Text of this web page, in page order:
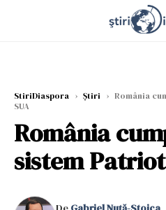
StiriDiaspora › Știri › România
SUA
România
sistem